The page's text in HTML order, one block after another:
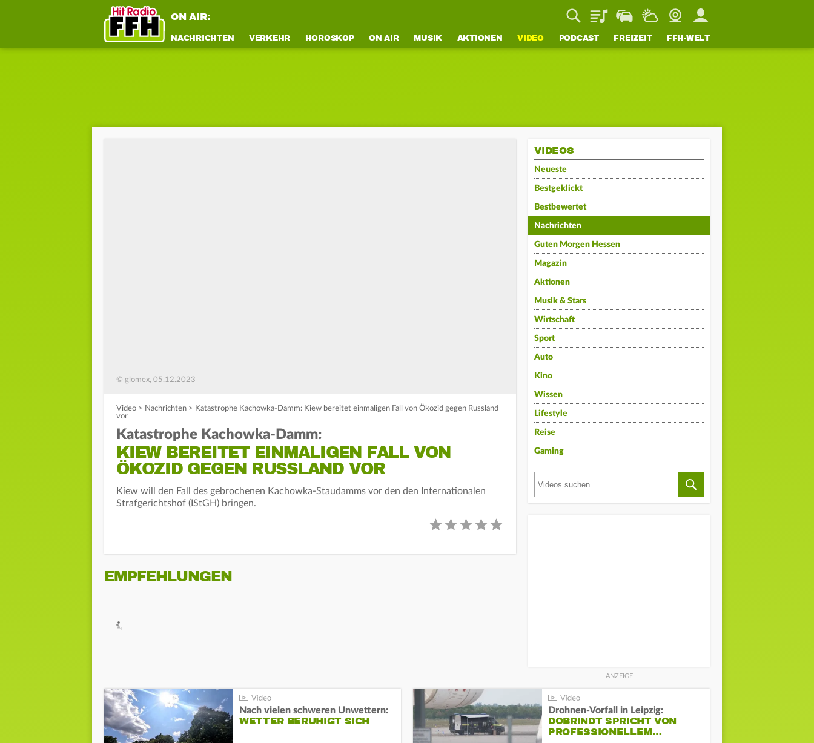
ON AIR: PlaylistStaupilotWetterWebcamMein FFH
NACHRICHTEN VERKEHR HOROSKOP ON AIR MUSIK AKTIONEN VIDEO PODCAST FREIZEIT FFH-WELT
© glomex, 05.12.2023
Video > Nachrichten > Katastrophe Kachowka-Damm: Kiew bereitet einmaligen Fall von Ökozid gegen Russland
vor
Katastrophe Kachowka-Damm:
KIEW BEREITET EINMALIGEN FALL VON
ÖKOZID GEGEN RUSSLAND VOR
Kiew will den Fall des gebrochenen Kachowka-Staudamms vor den den Internationalen
Strafgerichtshof (IStGH) bringen.
EMPFEHLUNGEN
VIDEOS
Neueste
Bestgeklickt
Bestbewertet
Nachrichten
Guten Morgen Hessen
Magazin
Aktionen
Musik & Stars
Wirtschaft
Sport
Auto
Kino
Wissen
Lifestyle
Reise
Gaming
Nach vielen schweren Unwettern:
WETTER BERUHIGT SICH
Drohnen-Vorfall in Leipzig:
DOBRINDT SPRICHT VON
PROFESSIONELLEM…